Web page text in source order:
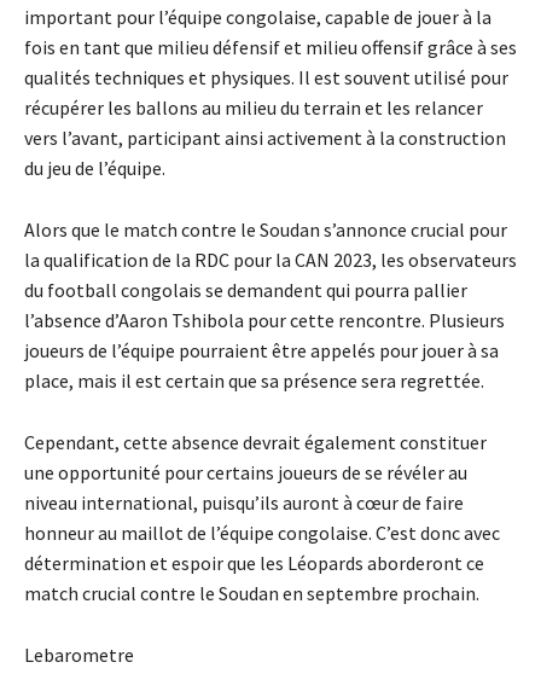
important pour l’équipe congolaise, capable de jouer à la
fois en tant que milieu défensif et milieu offensif grâce à ses
qualités techniques et physiques. Il est souvent utilisé pour
récupérer les ballons au milieu du terrain et les relancer
vers l’avant, participant ainsi activement à la construction
du jeu de l’équipe.
Alors que le match contre le Soudan s’annonce crucial pour
la qualification de la RDC pour la CAN 2023, les observateurs
du football congolais se demandent qui pourra pallier
l’absence d’Aaron Tshibola pour cette rencontre. Plusieurs
joueurs de l’équipe pourraient être appelés pour jouer à sa
place, mais il est certain que sa présence sera regrettée.
Cependant, cette absence devrait également constituer
une opportunité pour certains joueurs de se révéler au
niveau international, puisqu’ils auront à cœur de faire
honneur au maillot de l’équipe congolaise. C’est donc avec
détermination et espoir que les Léopards aborderont ce
match crucial contre le Soudan en septembre prochain.
Lebarometre